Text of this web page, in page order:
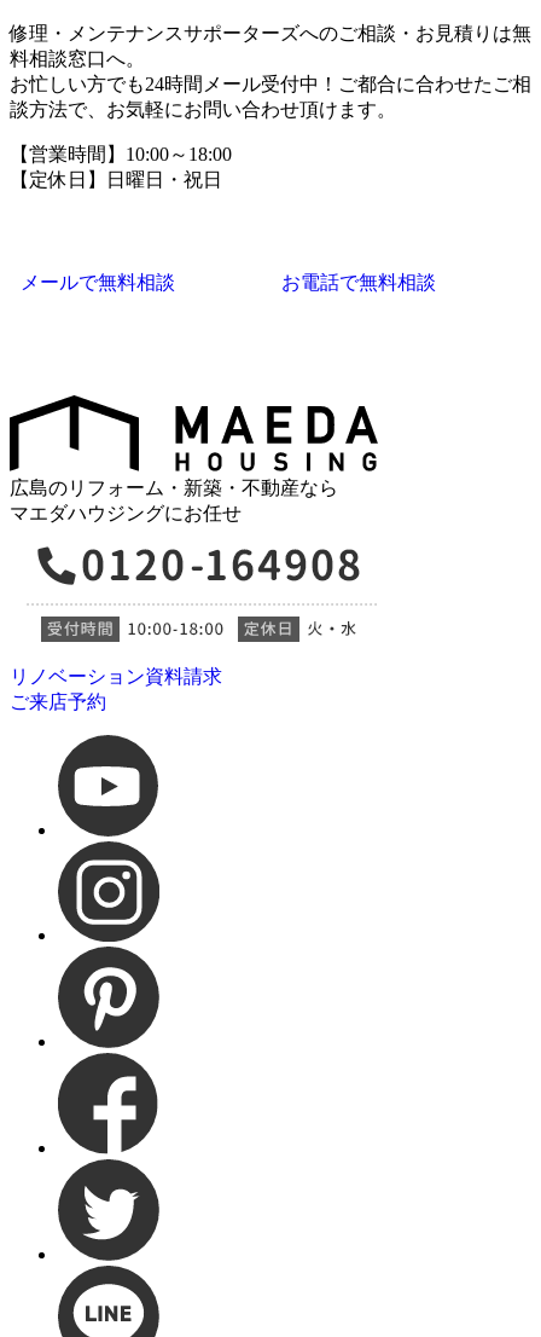
修理・メンテナンスサポーターズへのご相談・お見積りは無
料相談窓口へ。
お忙しい方でも24時間メール受付中！ご都合に合わせたご相
談方法で、お気軽にお問い合わせ頂けます。
【営業時間】10:00～18:00
【定休日】日曜日・祝日
メールで無料相談 お電話で無料相談
広島のリフォーム・新築・不動産なら
マエダハウジングにお任せ
リノベーション資料請求
ご来店予約